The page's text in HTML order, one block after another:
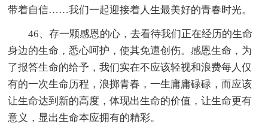
带着自信……我们一起迎接着人生最美好的青春时光。
46、存一颗感恩的心，去看待我们正在经历的生命
身边的生命，悉心呵护，使其免遭创伤。感恩生命，为
了报答生命的给予，我们实在不应该轻视和浪费每人仅
有的一次生命历程，浪掷青春，一生庸庸碌碌，而应该
让生命达到新的高度，体现出生命的价值，让生命更有
意义，显出生命本应拥有的精彩。